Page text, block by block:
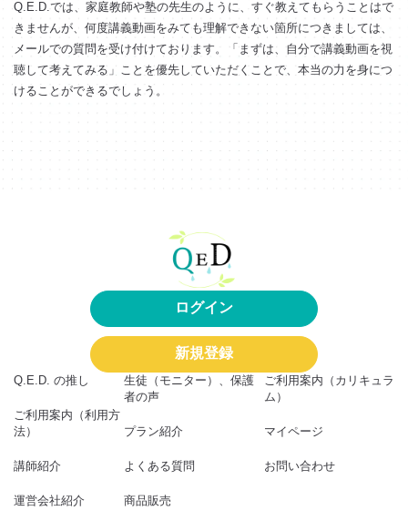
Q.E.D.では、家庭教師や塾の先生のように、すぐ教えてもらうことはで
きませんが、何度講義動画をみても理解できない箇所につきましては、
メールでの質問を受け付けております。「まずは、自分で講義動画を視
聴して考えてみる」ことを優先していただくことで、本当の力を身につ
けることができるでしょう。
Q.E.D. の推し
ご利用案内（利用方
法）
講師紹介
運営会社紹介
生徒（モニター）、保護
者の声
プラン紹介
よくある質問
商品販売
ご利用案内（カリキュラ
ム）
マイページ
お問い合わせ
ログイン
新規登録